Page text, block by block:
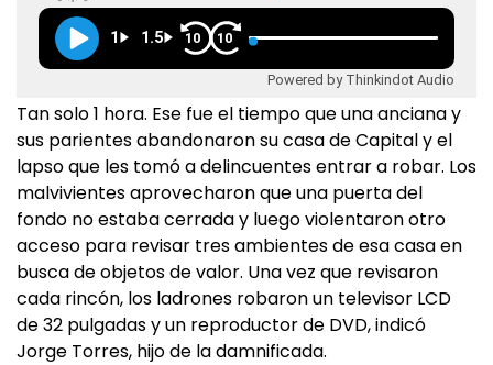
1 1.5 10 10
Powered by Thinkindot Audio
Tan solo 1 hora. Ese fue el tiempo que una anciana y
sus parientes abandonaron su casa de Capital y el
lapso que les tomó a delincuentes entrar a robar. Los
malvivientes aprovecharon que una puerta del
fondo no estaba cerrada y luego violentaron otro
acceso para revisar tres ambientes de esa casa en
busca de objetos de valor. Una vez que revisaron
cada rincón, los ladrones robaron un televisor LCD
de 32 pulgadas y un reproductor de DVD, indicó
Jorge Torres, hijo de la damnificada.